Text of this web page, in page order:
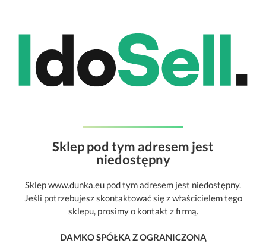
Sklep pod tym adresem jest
niedostępny
Sklep www.dunka.eu pod tym adresem jest niedostępny.
Jeśli potrzebujesz skontaktować się z właścicielem tego
sklepu, prosimy o kontakt z firmą.
DAMKO SPÓŁKA Z OGRANICZONĄ